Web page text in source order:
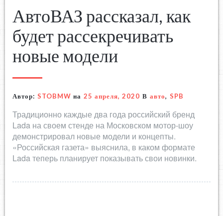
АвтоВАЗ рассказал, как
будет рассекречивать
новые модели
Автор: STOBMW на 25 апреля, 2020 В авто, SPB
Традиционно каждые два года российский бренд
Lada на своем стенде на Московском мотор-шоу
демонстрировал новые модели и концепты.
«Российская газета» выяснила, в каком формате
Lada теперь планирует показывать свои новинки.